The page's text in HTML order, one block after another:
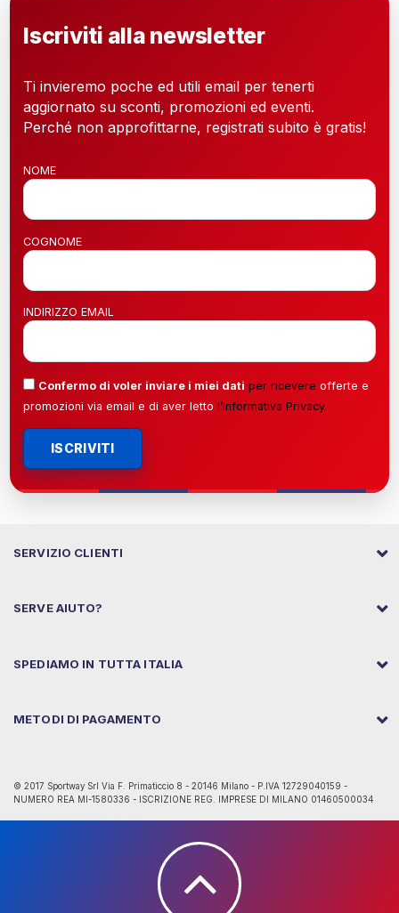
Iscriviti alla newsletter
Ti invieremo poche ed utili email per tenerti
aggiornato su sconti, promozioni ed eventi.
Perché non approfittarne, registrati subito è gratis!
NOME
COGNOME
INDIRIZZO EMAIL
Confermo di voler inviare i miei dati per ricevere offerte e
promozioni via email e di aver letto l’Informativa Privacy.
ISCRIVITI
SERVIZIO CLIENTI
SERVE AIUTO?
SPEDIAMO IN TUTTA ITALIA
METODI DI PAGAMENTO
© 2017 Sportway Srl Via F. Primaticcio 8 - 20146 Milano - P.IVA 12729040159 -
NUMERO REA MI-1580336 - ISCRIZIONE REG. IMPRESE DI MILANO 01460500034